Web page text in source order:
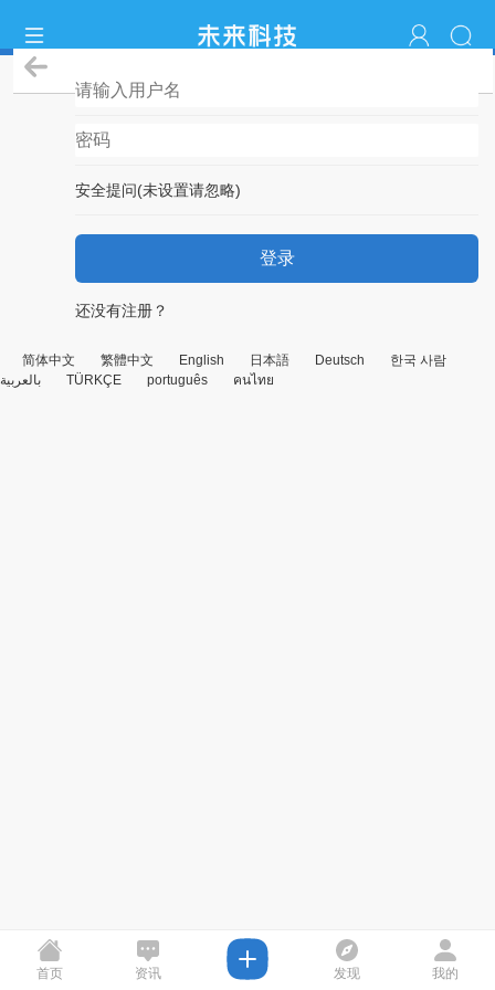
安全提问(未设置请忽略)
登录
还没有注册？
简体中文 繁體中文 English 日本語 Deutsch
한국 사람
بالعربية
TÜRKÇE português คนไทย
首页 资讯 发现 我的